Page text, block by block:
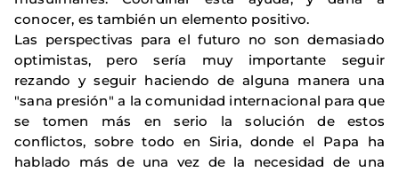
conocer, es también un elemento positivo.
Las perspectivas para el futuro no son demasiado
optimistas, pero sería muy importante seguir
rezando y seguir haciendo de alguna manera una
"sana presión" a la comunidad internacional para que
se tomen más en serio la solución de estos
conflictos, sobre todo en Siria, donde el Papa ha
hablado más de una vez de la necesidad de una